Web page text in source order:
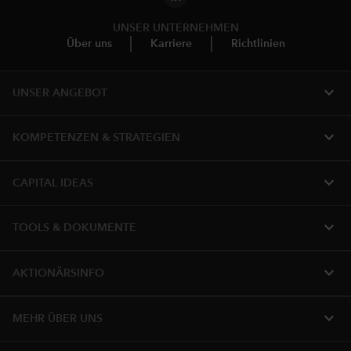
UNSER UNTERNEHMEN
Über uns
Karriere Richtlinien
UNSER ANGEBOT expand_more
KOMPETENZEN & STRATEGIEN expand_more
CAPITAL IDEAS expand_more
TOOLS & DOKUMENTE expand_more
AKTIONÄRSINFO expand_more
MEHR ÜBER UNS expand_more